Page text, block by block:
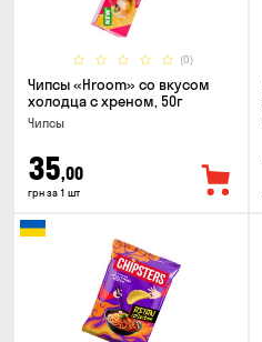
(0)
Чипсы «Hroom» со вкусом
холодца с хреном, 50г
Чипсы
35,00
грн за 1 шт